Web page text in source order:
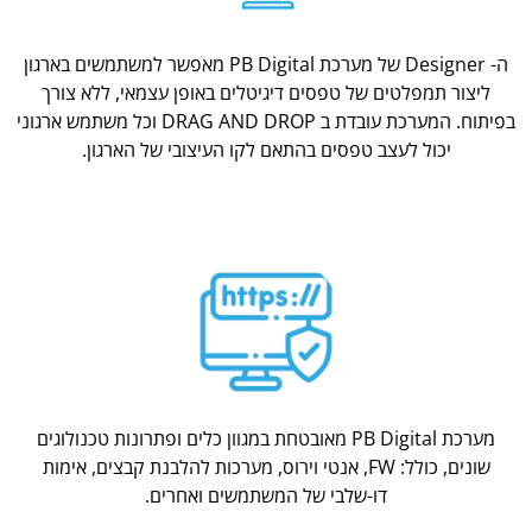
ה- Designer של מערכת PB Digital מאפשר למשתמשים בארגון
ליצור תמפלטים של טפסים דיגיטלים באופן עצמאי, ללא צורך
בפיתוח. המערכת עובדת ב DRAG AND DROP וכל משתמש ארגוני
יכול לעצב טפסים בהתאם לקו העיצובי של הארגון.
מערכת PB Digital מאובטחת במגוון כלים ופתרונות טכנולוגים
שונים, כולל: FW, אנטי וירוס, מערכות להלבנת קבצים, אימות
דו-שלבי של המשתמשים ואחרים.